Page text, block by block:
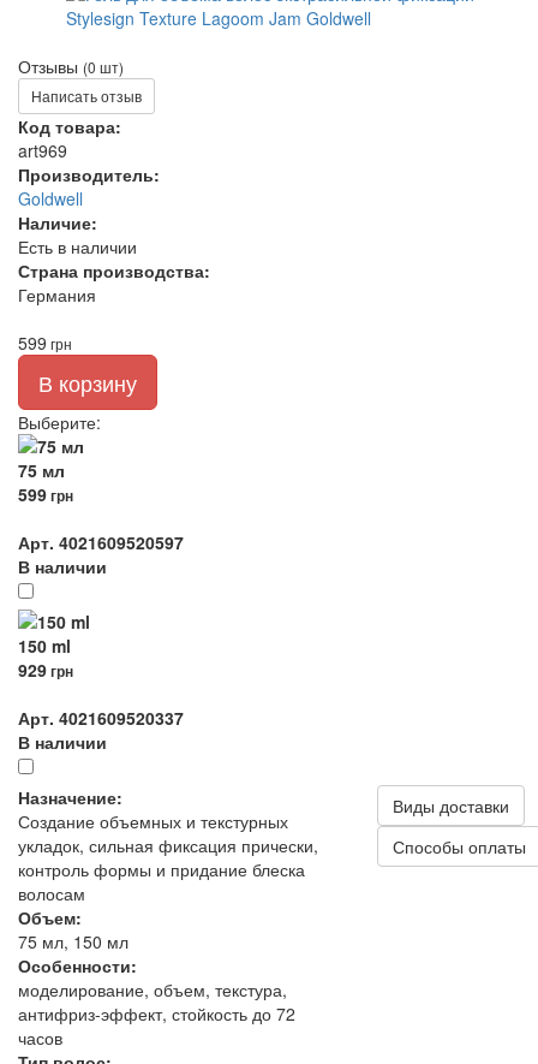
Отзывы (0 шт)
Написать отзыв
Код товара:
art969
Производитель:
Goldwell
Наличие:
Есть в наличии
Страна производства:
Германия
599 грн
В корзину
Выберите:
75 мл
599грн
Арт. 4021609520597
В наличии
150 ml
929грн
Арт. 4021609520337
В наличии
Назначение:
Создание объемных и текстурных
укладок, сильная фиксация прически,
контроль формы и придание блеска
волосам
Объем:
75 мл, 150 мл
Особенности:
моделирование, объем, текстура,
антифриз-эффект, стойкость до 72
часов
Виды доставки
Способы оплаты